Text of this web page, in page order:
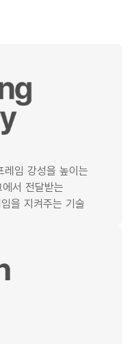
레임 강성을 높이는
서 전달받는
을 지켜주는 기술